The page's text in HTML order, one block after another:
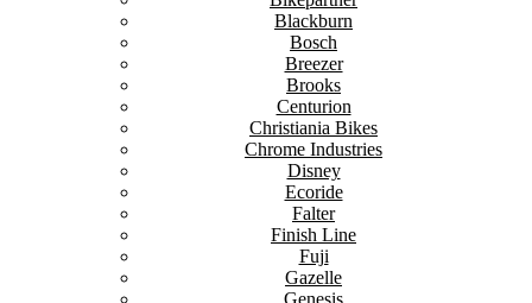
Blackburn
Bosch
Breezer
Brooks
Centurion
Christiania Bikes
Chrome Industries
Disney
Ecoride
Falter
Finish Line
Fuji
Gazelle
Genesis